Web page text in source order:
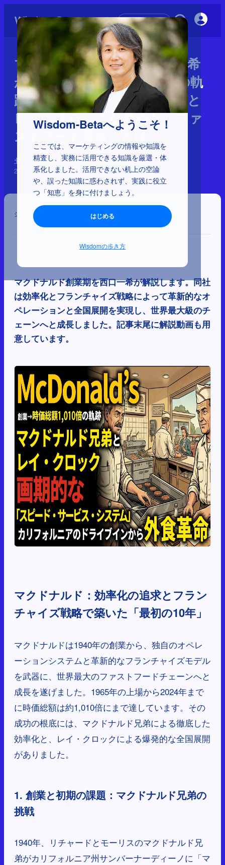
Wisdom-Betaへようこそ！
ここでは、マーケティングの情報や知識を
精査し、実務に活用できる知識を厳選・体
系化しました。活用できない机上の空論
や、誤った知識に惑わされず、実践に役立
つ「知恵」を身に付けましょう。
はじめる
Wisdomの歩き方
初めての方へ
マクドナルド創業期を西口一希
が解説。時価総額約1,010倍の軌
跡、マクドナルド兄弟の革新と
レイ・クロックが広めた「ファ
ストフード革命」とは
ゼロイチ、イチジュウ
2026年2月18日
シェア
マクドナルド創業期を西口一希が解説します。同社
は効率化とフランチャイズ戦略によって革新的なオ
ペレーションと全国展開を実現し、世界最大級のチ
ェーンへと成長しました。記事末尾に解説動画も用
意しています。
マクドナルド：効率化の追求とフラン
チャイズ戦略で築いた「最初の10年」
マクドナルドは1940年の創業から、独自のオペレ
ーションシステムと革新的なフランチャイズモデル
を武器に、世界最大のファストフードチェーンへと
成長を遂げました。1965年の上場から2024年まで
に時価総額は約1,010倍にまで達しています。その
成功の根底には、マクドナルド兄弟による徹底した
効率化と、レイ・クロックによる爆発的な全国展開
がありました。
1. 創業と初期の課題：マクドナルド兄弟の
挑戦
1940年、リチャードとモーリスのマクドナルド兄
弟がカリフォルニア州サンバーナーディーノに「マ